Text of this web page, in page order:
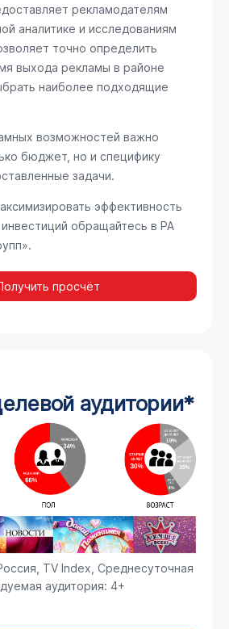
рекламодателям
аналитике и исследованиям
точно определить
выхода рекламы в районе
наиболее подходящие
возможностей важно
бюджет, но и специфику
задачи.
эффективность
обращайтесь в РА
просчёт
аудитории*
TV Index, Среднесуточная
аудитория: 4+